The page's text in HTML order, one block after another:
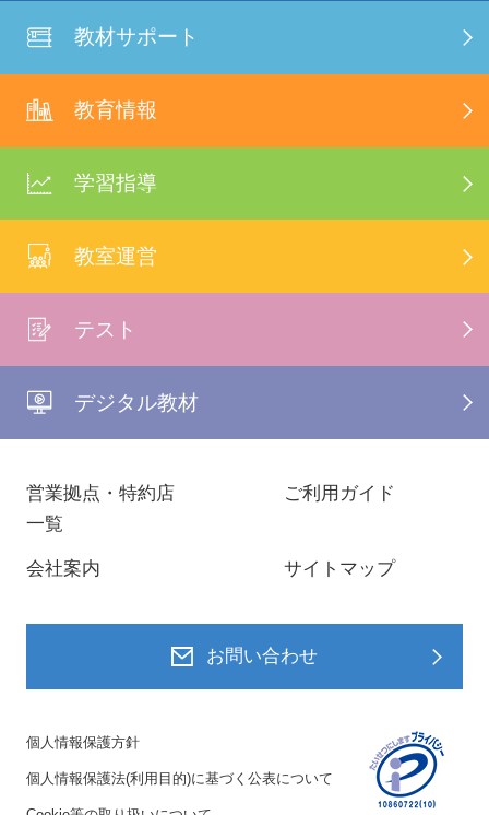
教材サポート
教育情報
学習指導
教室運営
テスト
デジタル教材
営業拠点・特約店
一覧
ご利用ガイド
会社案内 サイトマップ
お問い合わせ
個人情報保護方針
個人情報保護法(利用目的)に基づく公表について